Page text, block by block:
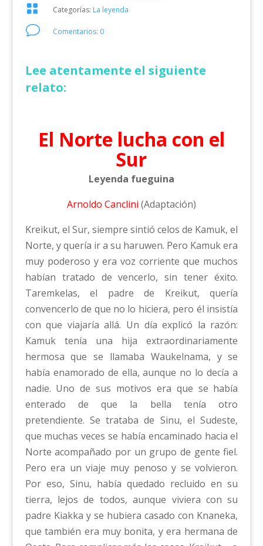
 Categorías: La leyenda
v Comentarios: 0
Lee atentamente el siguiente
relato:
El Norte lucha con el
Sur
Leyenda fueguina
Arnoldo Canclini (Adaptación)
Kreikut, el Sur, siempre sintió celos de Kamuk, el
Norte, y quería ir a su haruwen. Pero Kamuk era
muy poderoso y era voz corriente que muchos
habían tratado de vencerlo, sin tener éxito.
Taremkelas, el padre de Kreikut, quería
convencerlo de que no lo hiciera, pero él insistía
con que viajaría allá. Un día explicó la razón:
Kamuk tenía una hija extraordinariamente
hermosa que se llamaba Waukelnama, y se
había enamorado de ella, aunque no lo decía a
nadie. Uno de sus motivos era que se había
enterado de que la bella tenía otro
pretendiente. Se trataba de Sinu, el Sudeste,
que muchas veces se había encaminado hacia el
Norte acompañado por un grupo de gente fiel.
Pero era un viaje muy penoso y se volvieron.
Por eso, Sinu, había quedado recluido en su
tierra, lejos de todos, aunque viviera con su
padre Kiakka y se hubiera casado con Knaneka,
que también era muy bonita, y era hermana de